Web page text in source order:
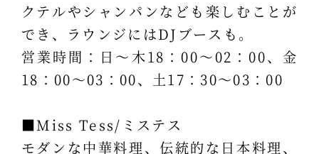
クテルやシャンパンなども楽しむことが
でき、ラウンジにはDJブースも。
営業時間：日～木18：00～02：00、金
18：00～03：00、土17：30～03：00
■Miss Tess/ミステス
モダンな中華料理、伝統的な日本料理、